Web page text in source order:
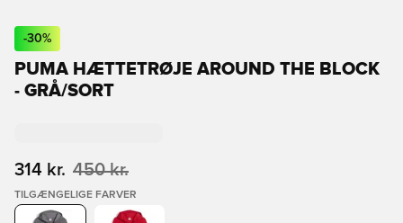
-30%
PUMA HÆTTETRØJE AROUND THE BLOCK
- GRÅ/SORT
314 kr. 450 kr.
TILGÆNGELIGE FARVER